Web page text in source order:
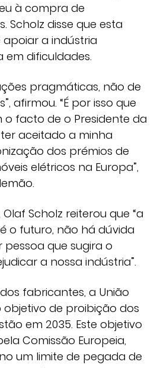
à compra de
Scholz disse que esta
a indústria
dificuldades.
pragmáticas, não de
afirmou. “É por isso que
facto de o Presidente da
aceitado a minha
dos prémios de
elétricos na Europa”,
Scholz reiterou que “a
o futuro, não há dúvida
pessoa que sugira o
a nossa indústria”.
fabricantes, a União
de proibição dos
em 2035. Este objetivo
Comissão Europeia,
um limite de pegada de